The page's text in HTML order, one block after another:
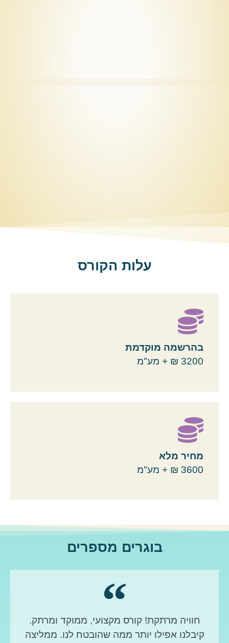
עלות הקורס
בהרשמה מוקדמת
3200 ₪ + מע"מ
מחיר מלא
3600 ₪ + מע"מ
בוגרים מספרים
חוויה מרתקת! קורס מקצועי, ממוקד ומרתק.
קיבלנו אפילו יותר ממה שהובטח לנו. ממליצה